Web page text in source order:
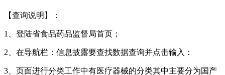
【查询说明】：
1、登陆省食品药品监督局首页；
2、在导航栏：信息披露要查找数据查询并点击输入：
3、页面进行分类工作中有医疗器械的分类其中主要分为国产